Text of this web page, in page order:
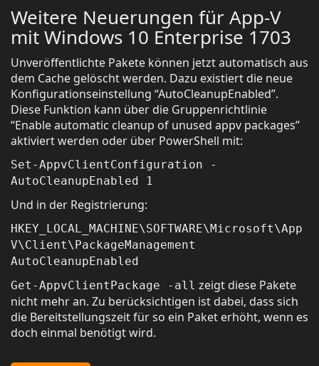
Weitere Neuerungen für App-V
mit Windows 10 Enterprise 1703
Unveröffentlichte Pakete können jetzt automatisch aus
dem Cache gelöscht werden. Dazu existiert die neue
Konfigurationseinstellung “AutoCleanupEnabled”.
Diese Funktion kann über die Gruppenrichtlinie
“Enable automatic cleanup of unused appv packages”
aktiviert werden oder über PowerShell mit:
Set-AppvClientConfiguration -
AutoCleanupEnabled 1
Und in der Registrierung:
HKEY_LOCAL_MACHINE\SOFTWARE\Microsoft\App
V\Client\PackageManagement
AutoCleanupEnabled
Get-AppvClientPackage -all zeigt diese Pakete
nicht mehr an. Zu berücksichtigen ist dabei, dass sich
die Bereitstellungszeit für so ein Paket erhöht, wenn es
doch einmal benötigt wird.